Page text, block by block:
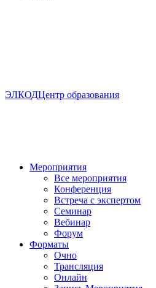
ЭЛКОДЦентр образования
Мероприятия
Все мероприятия
Конференция
Встреча с экспертом
Семинар
Вебинар
Форум
Форматы
Очно
Трансляция
Онлайн